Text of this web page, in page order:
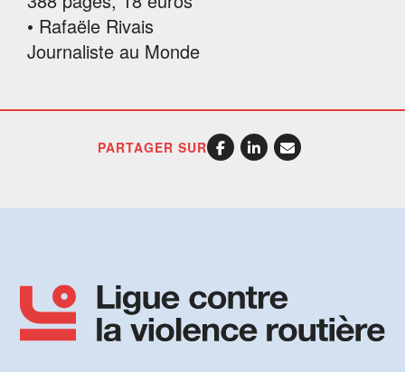
• Rafaële Rivais
Journaliste au Monde
PARTAGER SUR